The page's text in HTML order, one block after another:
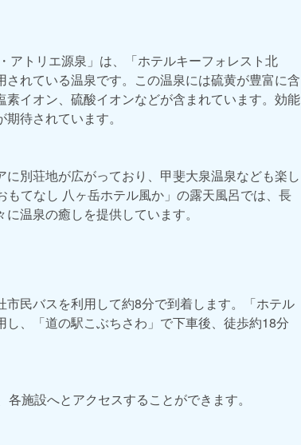
アトリエ源泉」は、「ホテルキーフォレスト北
れている温泉です。この温泉には硫黄が豊富に含
イオン、硫酸イオンなどが含まれています。効能
待されています。
別荘地が広がっており、甲斐大泉温泉なども楽し
てなし 八ヶ岳ホテル風か」の露天風呂では、長
温泉の癒しを提供しています。
市民バスを利用して約8分で到着します。「ホテル
、「道の駅こぶちさわ」で下車後、徒歩約18分
施設へとアクセスすることができます。